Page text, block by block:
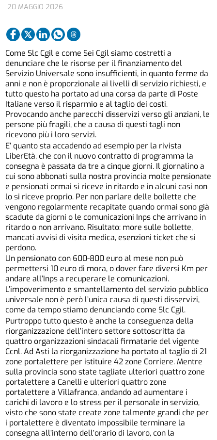
20 MAGGIO 2026
Come Slc Cgil e come Sei Cgil siamo costretti a
denunciare che le risorse per il finanziamento del
Servizio Universale sono insufficienti, in quanto ferme da
anni e non è proporzionale ai livelli di servizio richiesti, e
tutto questo ha portato ad una corsa da parte di Poste
Italiane verso il risparmio e al taglio dei costi.
Provocando anche parecchi disservizi verso gli anziani, le
persone più fragili, che a causa di questi tagli non
ricevono più i loro servizi.
E’ quanto sta accadendo ad esempio per la rivista
LiberEtà, che con il nuovo contratto di programma la
consegna è passata da tre a cinque giorni. Il giornalino a
cui sono abbonati sulla nostra provincia molte pensionate
e pensionati ormai si riceve in ritardo e in alcuni casi non
lo si riceve proprio. Per non parlare delle bollette che
vengono regolarmente recapitate quando ormai sono già
scadute da giorni o le comunicazioni Inps che arrivano in
ritardo o non arrivano. Risultato: more sulle bollette,
mancati avvisi di visita medica, esenzioni ticket che si
perdono.
Un pensionato con 600-800 euro al mese non può
permettersi 10 euro di mora, o dover fare diversi Km per
andare all’Inps a recuperare le comunicazioni.
L’impoverimento e smantellamento del servizio pubblico
universale non è però l’unica causa di questi disservizi,
come da tempo stiamo denunciando come Slc Cgil.
Purtroppo tutto questo è anche la conseguenza della
riorganizzazione dell’intero settore sottoscritta da
quattro organizzazioni sindacali firmatarie del vigente
Ccnl. Ad Asti la riorganizzazione ha portato al taglio di 21
zone portalettere per istituire 42 zone Corriere. Mentre
sulla provincia sono state tagliate ulteriori quattro zone
portalettere a Canelli e ulteriori quattro zone
portalettere a Villafranca, andando ad aumentare i
carichi di lavoro e lo stress per il personale in servizio,
visto che sono state create zone talmente grandi che per
i portalettere è diventato impossibile terminare la
consegna all’interno dell’orario di lavoro, con la